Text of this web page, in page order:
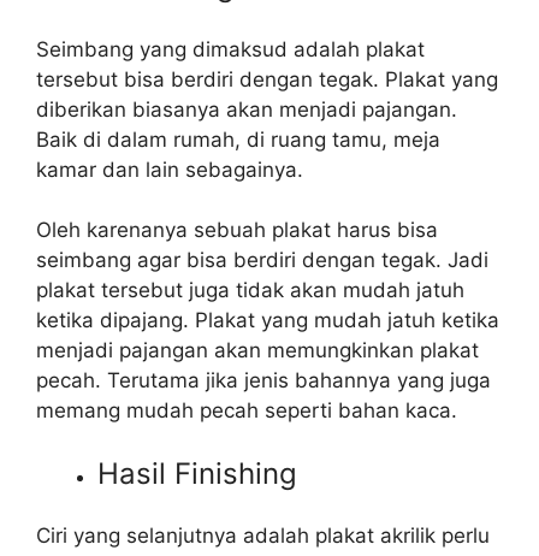
Seimbang yang dimaksud adalah plakat
tersebut bisa berdiri dengan tegak. Plakat yang
diberikan biasanya akan menjadi pajangan.
Baik di dalam rumah, di ruang tamu, meja
kamar dan lain sebagainya.
Oleh karenanya sebuah plakat harus bisa
seimbang agar bisa berdiri dengan tegak. Jadi
plakat tersebut juga tidak akan mudah jatuh
ketika dipajang. Plakat yang mudah jatuh ketika
menjadi pajangan akan memungkinkan plakat
pecah. Terutama jika jenis bahannya yang juga
memang mudah pecah seperti bahan kaca.
Hasil Finishing
Ciri yang selanjutnya adalah plakat akrilik perlu